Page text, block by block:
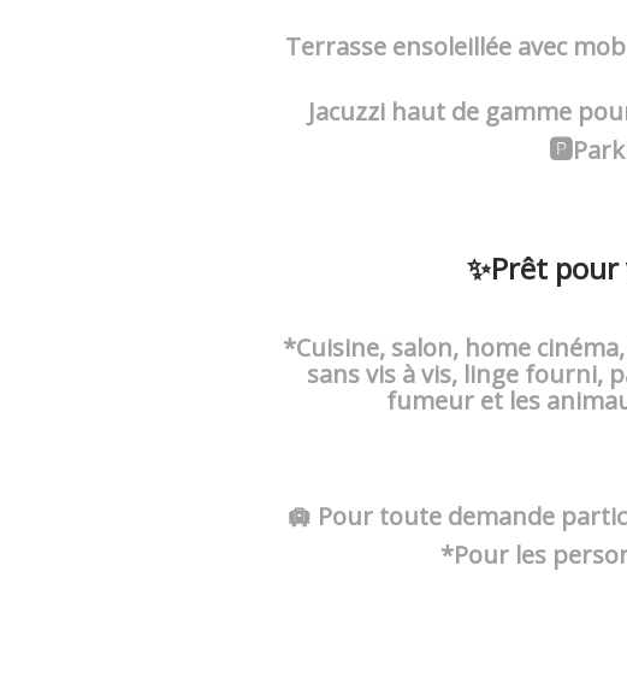
Terrasse ensoleillée avec
Jacuzzi haut de gamme
✨Prêt pour
*Cuisine, salon, home
sans vis à vis, linge fourni,
fumeur et les
🛄 Pour toute demande
*Pour les